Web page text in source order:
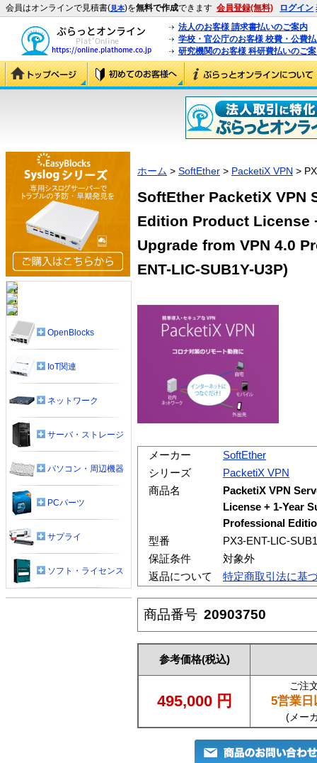
会員はオンラインで見積書(見本)を無料で作成できます 会員登録(無料) ログイン
法人のお客様 請求書払いのご案内
学校・官公庁のお客様 校費・公費
研究機関のお客様 科研費払いのご
ホーム > SoftEther > PacketiX VPN >
SoftEther PacketiX VPN
Edition Product License
Upgrade from VPN 4.0
ENT-LIC-SUB1Y-U3P)
メーカー
SoftEther
シリーズ
PacketiX VPN
商品名
PacketiX VPN
License + 1-Year
Professional
型番
PX3-ENT-LIC-
保証条件
対象外
返品について
特定商取引法に基
商品番号 20903750
参考価格(税込)
495,000 円
ご注
5営業日
(メー
OpenBlocks
IoT関連
ネットワーク
サーバ・ストレージ
パソコン・周辺機器
PCパーツ
サプライ
ソフト・ライセンス